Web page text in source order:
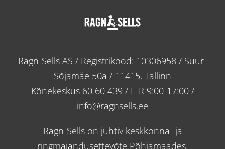
Ragn-Sells AS / Registrikood: 10306958 / Suur-
Sõjamäe 50a / 11415, Tallinn
Kõnekeskus 60 60 439 / E-R 9:00-17:00 /
info@ragnsells.ee
Ragn-Sells on juhtiv keskkonna- ja
ringmajandusettevõte Põhjamaades.